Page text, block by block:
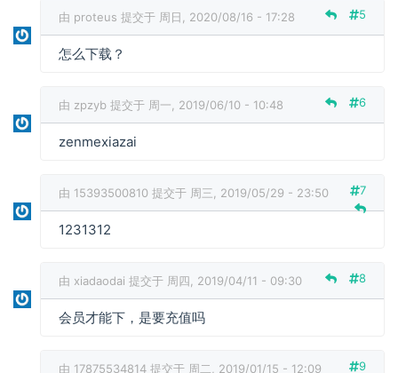
款
由 proteus 提交于 周日, 2020/08/16 - 17:28 5
怎么下载？
由 zpzyb 提交于 周一, 2019/06/10 - 10:48 6
zenmexiazai
由 15393500810 提交于 周三, 2019/05/29 - 23:50 7
1231312
由 xiadaodai 提交于 周四, 2019/04/11 - 09:30 8
会员才能下，是要充值吗
由 17875534814 提交于 周二, 2019/01/15 - 12:09 9